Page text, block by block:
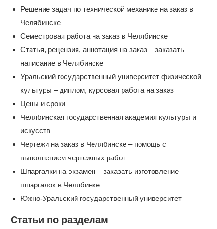
Решение задач по технической механике на заказ в
Челябинске
Семестровая работа на заказ в Челябинске
Статья, рецензия, аннотация на заказ – заказать
написание в Челябинске
Уральский государственный университет физической
культуры – диплом, курсовая работа на заказ
Цены и сроки
Челябинская государственная академия культуры и
искусств
Чертежи на заказ в Челябинске – помощь с
выполнением чертежных работ
Шпаргалки на экзамен – заказать изготовление
шпаргалок в Челябинке
Южно-Уральский государственный университет
Статьи по разделам